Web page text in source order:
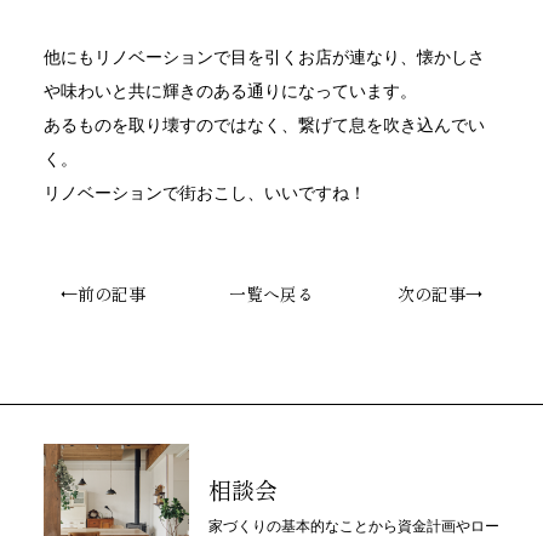
他にもリノベーションで目を引くお店が連なり、懐かしさ
や味わいと共に輝きのある通りになっています。
あるものを取り壊すのではなく、繋げて息を吹き込んでい
く。
リノベーションで街おこし、いいですね！
←前の記事 一覧へ戻る 次の記事→
相談会
家づくりの基本的なことから資金計画やロー